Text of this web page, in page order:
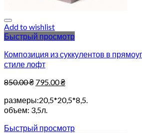
Add to wishlist
Быстрый просмотр
Композиция из суккулентов в
стиле лофт
850.00₴ 795.00₴
размеры:20,5*20,5*8,5.
объем: 3,5л.
Быстрый просмотр